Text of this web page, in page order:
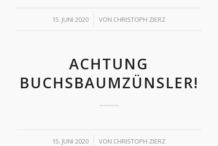
15. JUNI 2020
/ VON CHRISTOPH ZIERZ
ACHTUNG
BUCHSBAUMZÜNSLER!
15. JUNI 2020
/ VON CHRISTOPH ZIERZ